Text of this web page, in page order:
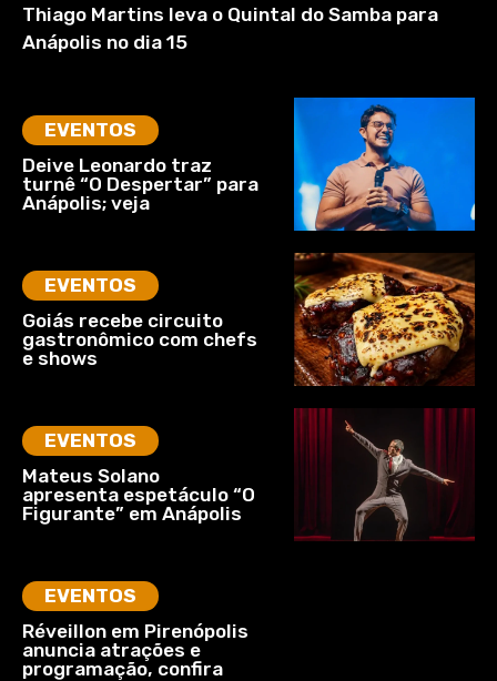
Thiago Martins leva o Quintal do Samba para
Anápolis no dia 15
EVENTOS
Deive Leonardo traz
turnê “O Despertar” para
Anápolis; veja
EVENTOS
Goiás recebe circuito
gastronômico com chefs
e shows
EVENTOS
Mateus Solano
apresenta espetáculo “O
Figurante” em Anápolis
EVENTOS
Réveillon em Pirenópolis
anuncia atrações e
programação, confira